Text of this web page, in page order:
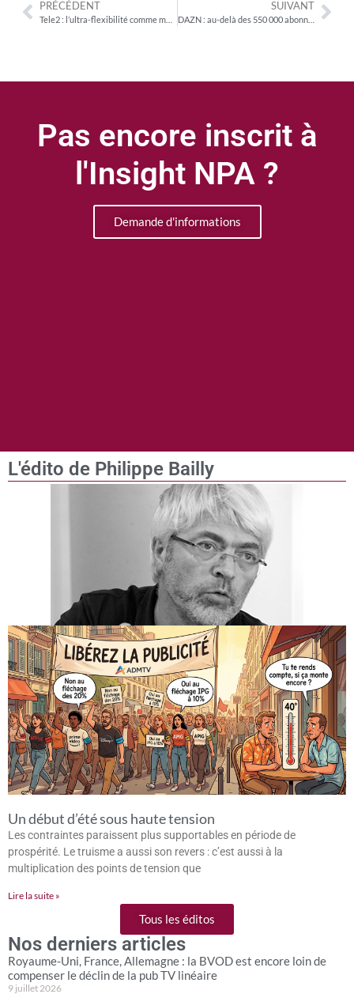
PRÉCÉDENT SUIVANT
DAZN : au-delà des 550 000 abonnés et des 20 % d’intentions d’abonnement chez les 15/35 ans
Pas encore inscrit à
l'Insight NPA ?
Demande d'informations
L'édito de Philippe Bailly
Un début d’été sous haute tension
Les contraintes paraissent plus supportables en période de
prospérité. Le truisme a aussi son revers : c’est aussi à la
multiplication des points de tension que
Lire la suite »
Tous les éditos
Nos derniers articles
Royaume-Uni, France, Allemagne : la BVOD est encore loin de
compenser le déclin de la pub TV linéaire
9 juillet 2026